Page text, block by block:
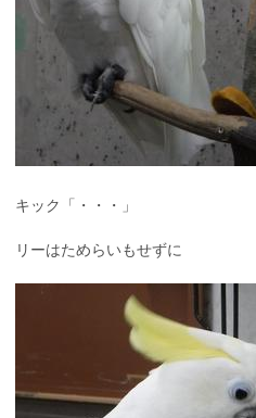
キック「・・・」
リーはためらいもせずに